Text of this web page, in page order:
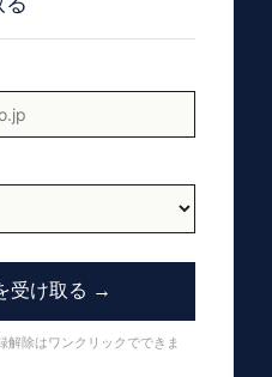
受け取る →
除はワンクリックでできま